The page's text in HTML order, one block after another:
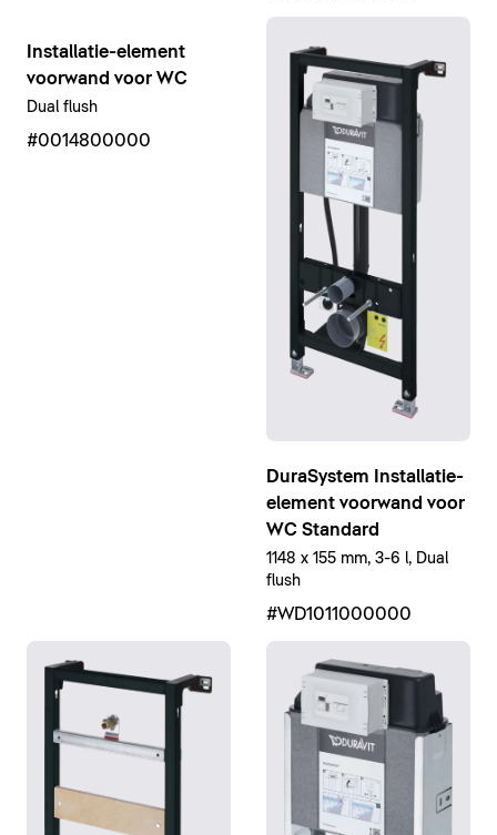
Installatie-element
voorwand voor WC
Dual flush
#0014800000
DuraSystem Installatie-
element voorwand voor
WC Standard
1148 x 155 mm, 3-6 l, Dual
flush
#WD1011000000